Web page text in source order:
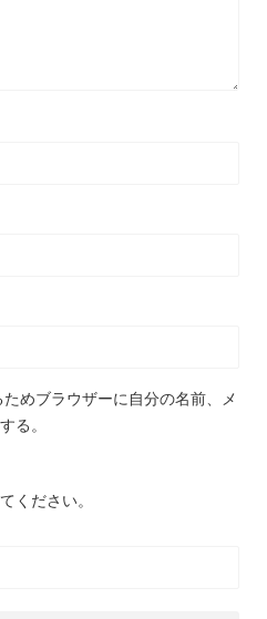
めブラウザーに自分の名前、メ
る。
ください。